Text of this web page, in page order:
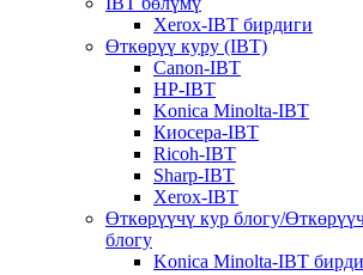
Xerox-IBT бирдиги
Өткөрүү куру (IBT)
Canon-IBT
HP-IBT
Konica Minolta-IBT
Киосера-IBT
Ricoh-IBT
Sharp-IBT
Xerox-IBT
Өткөрүүчү кур блогу/
блогу
Konica Minolta-IBT